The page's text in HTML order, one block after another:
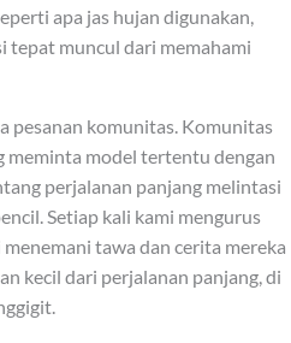
apa jas hujan digunakan,
tepat muncul dari memahami
pesanan komunitas. Komunitas
meminta model tertentu dengan
perjalanan panjang melintasi
Setiap kali kami mengurus
tawa dan cerita mereka
kecil dari perjalanan panjang, di